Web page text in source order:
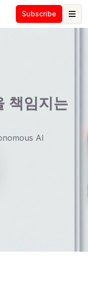
Subscribe
책임지는
AI